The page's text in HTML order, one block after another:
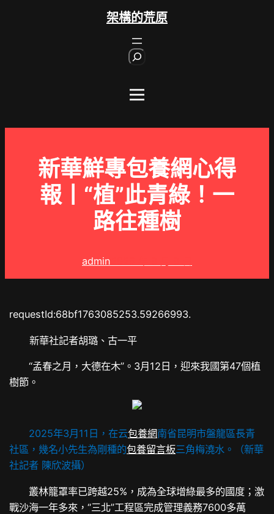
架構的荒原
新華鮮專包養網心得
報丨“植”此青綠！一
路往種樹
admin
requestId:68bf1763085253.59266993.
新華社記者胡璐、古一平
“孟春之月，大德在木”。3月12日，迎來我國第47個植
樹節。
2025年3月11日，在云包養網南省昆明市盤龍區長青
社區，幾名小先生為剛種的包養留言板三角梅澆水。（新華
社記者 陳欣波攝）
叢林籠罩率已跨越25%，成為全球增綠最多的國度；激
戰沙海一年多來，“三北”工程區完成管理義務7600多萬